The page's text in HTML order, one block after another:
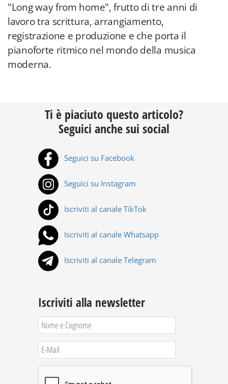
"Long way from home", frutto di tre anni di
lavoro tra scrittura, arrangiamento,
registrazione e produzione e che porta il
pianoforte ritmico nel mondo della musica
moderna.
Ti è piaciuto questo articolo?
Seguici anche sui social
Seguici su Facebook
Seguici su Instagram
Iscriviti al canale TikTok
Iscriviti al canale Whatsapp
Iscriviti al canale Telegram
Iscriviti alla newsletter